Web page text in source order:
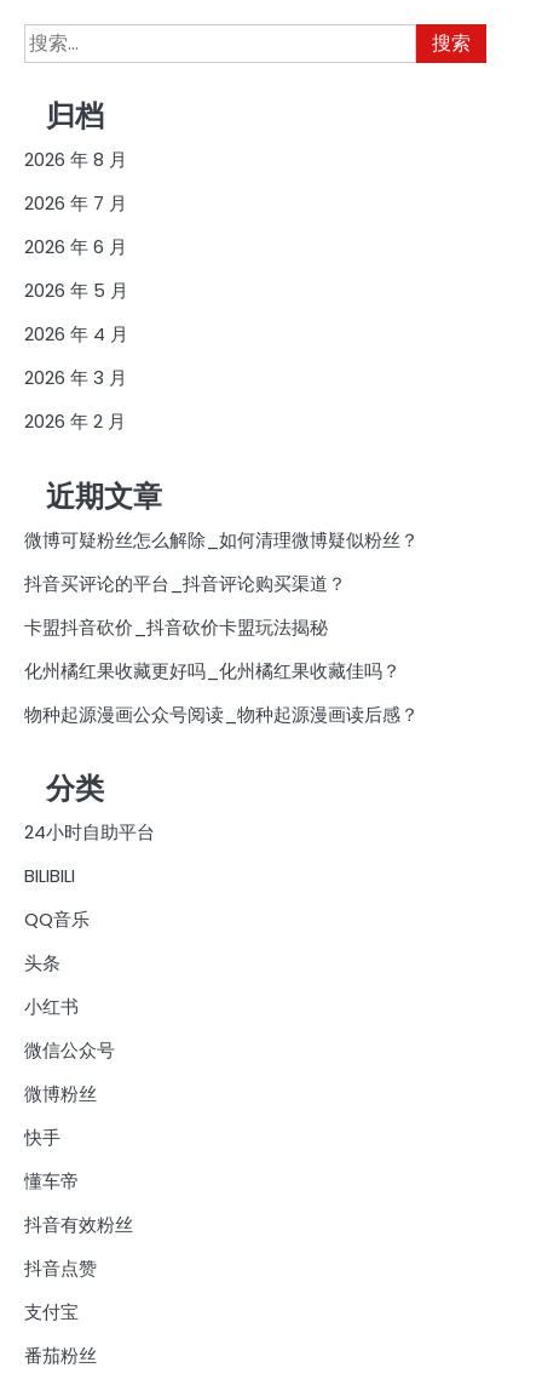
搜
索：
归档
2026 年 8 月
2026 年 7 月
2026 年 6 月
2026 年 5 月
2026 年 4 月
2026 年 3 月
2026 年 2 月
近期文章
微博可疑粉丝怎么解除_如何清理微博疑似粉丝？
抖音买评论的平台_抖音评论购买渠道？
卡盟抖音砍价_抖音砍价卡盟玩法揭秘
化州橘红果收藏更好吗_化州橘红果收藏佳吗？
物种起源漫画公众号阅读_物种起源漫画读后感？
分类
24小时自助平台
BILIBILI
QQ音乐
头条
小红书
微信公众号
微博粉丝
快手
懂车帝
抖音有效粉丝
抖音点赞
支付宝
番茄粉丝